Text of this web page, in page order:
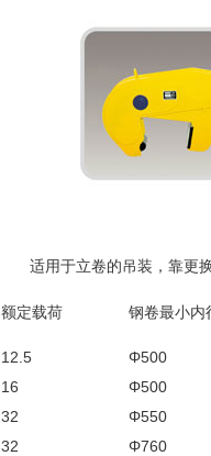
适用于立卷的吊装，靠更
额定载荷 钢卷最小内
12.5
Φ500
16
Φ500
32
Φ550
32
Φ760